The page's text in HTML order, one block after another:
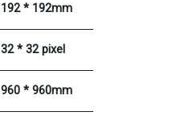
192 * 192mm
32 * 32 pixel
960 * 960mm